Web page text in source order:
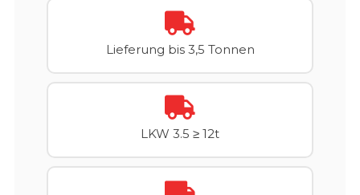
Lieferung bis 3,5 Tonnen
LKW 3.5 ≥ 12t